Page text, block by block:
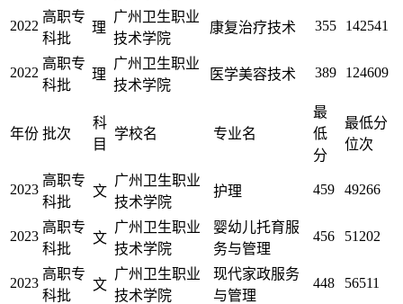
2022
高职专
科批
理
广州卫生职业
技术学院
康复治疗技术 355 142541
2022
高职专
科批
理
广州卫生职业
技术学院
医学美容技术 389 124609
年份 批次
科
目
学校名 专业名
最
低
分
最低分
位次
2023
高职专
科批
文
广州卫生职业
技术学院
护理 459 49266
2023
高职专
科批
文
广州卫生职业
技术学院
婴幼儿托育服
务与管理
456 51202
2023
高职专
科批
文
广州卫生职业
技术学院
现代家政服务
与管理
448 56511